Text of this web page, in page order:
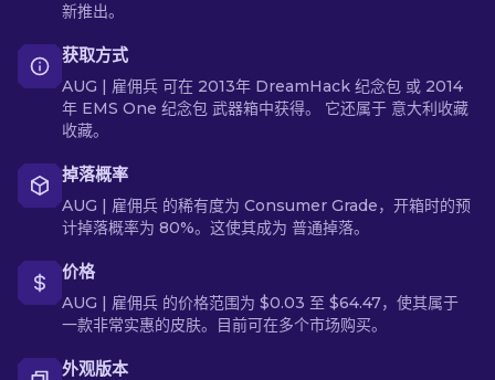
新推出。
获取方式
AUG | 雇佣兵 可在 2013年 DreamHack 纪念包 或 2014
年 EMS One 纪念包 武器箱中获得。 它还属于 意大利收藏
收藏。
掉落概率
AUG | 雇佣兵 的稀有度为 Consumer Grade，开箱时的预
计掉落概率为 80%。这使其成为 普通掉落。
价格
AUG | 雇佣兵 的价格范围为 $0.03 至 $64.47，使其属于
一款非常实惠的皮肤。目前可在多个市场购买。
外观版本